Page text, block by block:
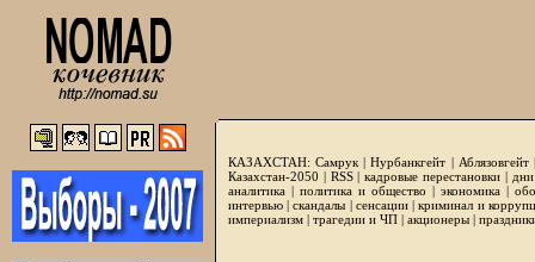
КАЗАХСТАН: Самрук |Нурбанкгейт | Аблязовгейт
Казахстан-2050 | RSS|кадровые перестановки|
аналитика | политика и общество | экономика |
интервью |скандалы | сенсации|криминал и
империализм | трагедии и ЧП | акционеры |